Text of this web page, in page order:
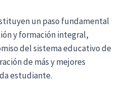
un paso fundamental
y formación integral,
del sistema educativo de
de más y mejores
estudiante.